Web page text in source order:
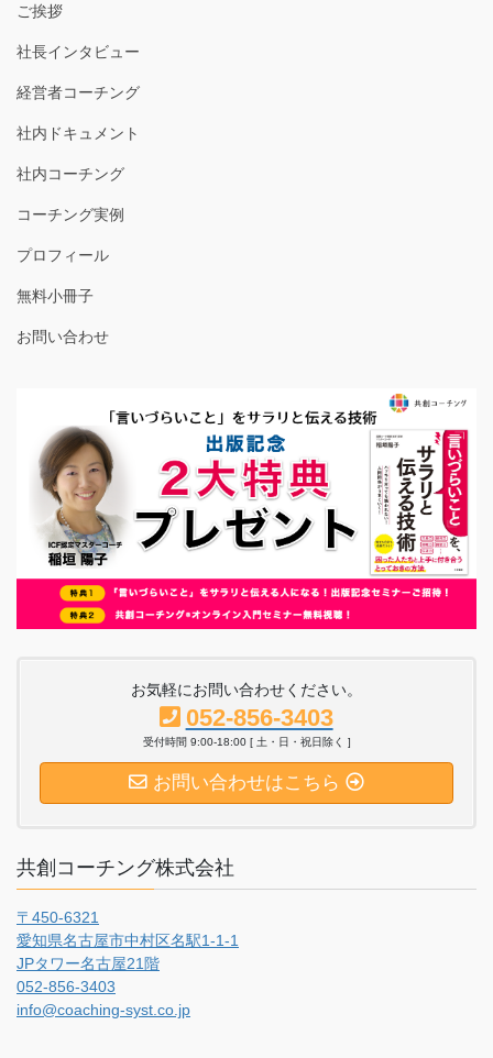
ご挨拶
社長インタビュー
経営者コーチング
社内ドキュメント
社内コーチング
コーチング実例
プロフィール
無料小冊子
お問い合わせ
お気軽にお問い合わせください。
052-856-3403
受付時間 9:00-18:00 [ 土・日・祝日除く ]
お問い合わせはこちら
共創コーチング株式会社
〒450-6321
愛知県名古屋市中村区名駅1-1-1
JPタワー名古屋21階
052-856-3403
info@coaching-syst.co.jp